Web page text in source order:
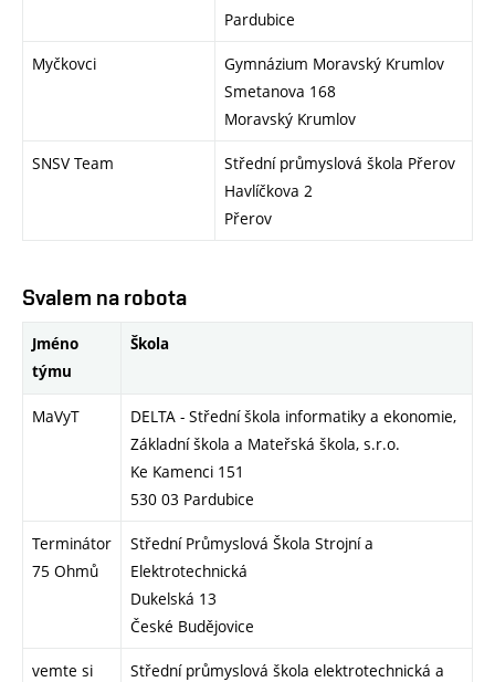
Pardubice
Myčkovci
Gymnázium Moravský Krumlov
Smetanova 168
Moravský Krumlov
SNSV Team
Střední průmyslová škola Přerov
Havlíčkova 2
Přerov
Svalem na robota
Jméno
týmu
Škola
MaVyT
DELTA - Střední škola informatiky a ekonomie,
Základní škola a Mateřská škola, s.r.o.
Ke Kamenci 151
530 03 Pardubice
Terminátor
75 Ohmů
Střední Průmyslová Škola Strojní a
Elektrotechnická
Dukelská 13
České Budějovice
vemte si
Střední průmyslová škola elektrotechnická a